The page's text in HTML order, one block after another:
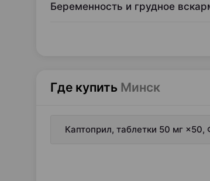
Беременность и грудное
Где купить Минск
Каптоприл, таблетки 50 мг